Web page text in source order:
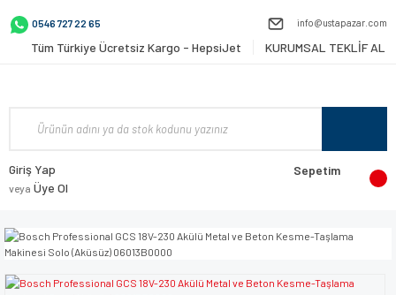
0546 727 22 65 info@ustapazar.com
Tüm Türkiye Ücretsiz Kargo - HepsiJet KURUMSAL TEKLİF AL
Giriş Yap
veya Üye Ol
Sepetim